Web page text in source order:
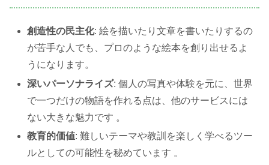
創造性の民主化: 絵を描いたり文章を書いたりするの
が苦手な人でも、プロのような絵本を創り出せるよ
うになります。
深いパーソナライズ: 個人の写真や体験を元に、世界
で一つだけの物語を作れる点は、他のサービスには
ない大きな魅力です 。
教育的価値: 難しいテーマや教訓を楽しく学べるツー
ルとしての可能性を秘めています 。